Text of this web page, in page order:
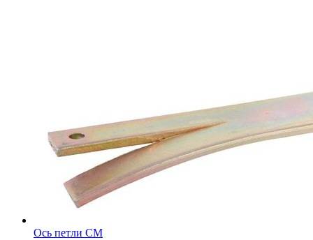
Ось петли CM